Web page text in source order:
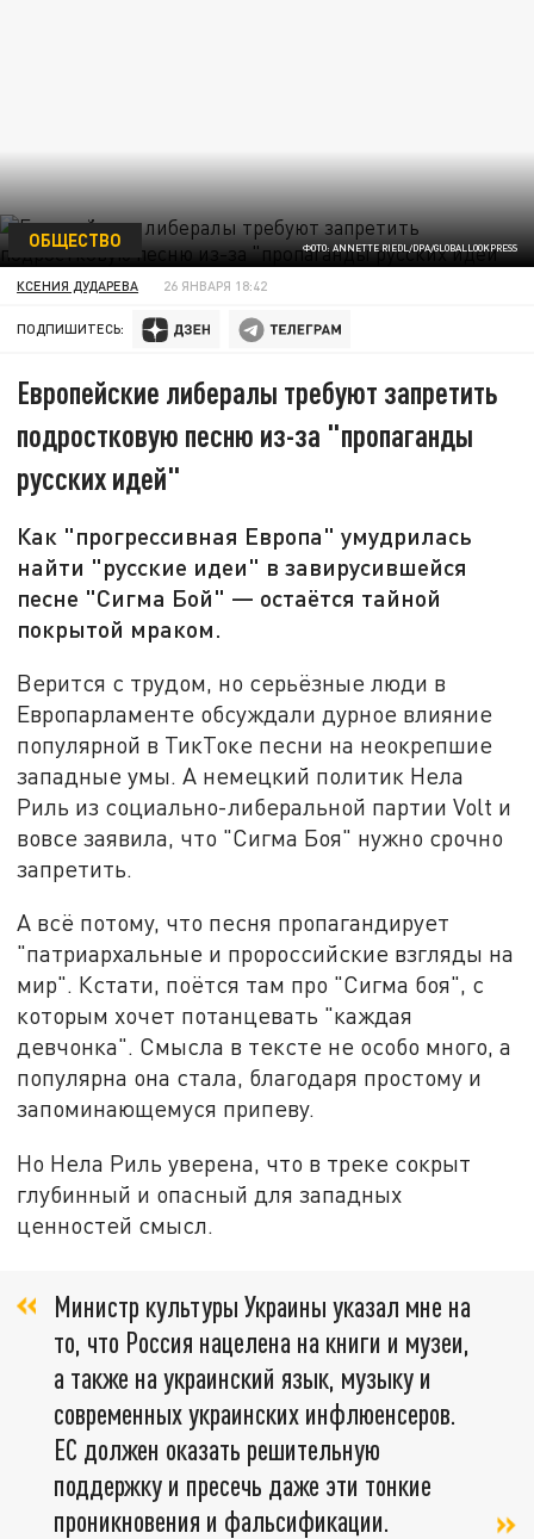
ФОТО: ANNETTE RIEDL/DPA/GLOBALLOOKPRESS
ОБЩЕСТВО
КСЕНИЯ ДУДАРЕВА 26 ЯНВАРЯ 18:42
ПОДПИШИТЕСЬ:
Европейские либералы требуют запретить
подростковую песню из-за "пропаганды
русских идей"
Как "прогрессивная Европа" умудрилась
найти "русские идеи" в завирусившейся
песне "Сигма Бой" — остаётся тайной
покрытой мраком.
Верится с трудом, но серьёзные люди в
Европарламенте обсуждали дурное влияние
популярной в ТикТоке песни на неокрепшие
западные умы. А немецкий политик Нела
Риль из социально-либеральной партии Volt и
вовсе заявила, что "Сигма Боя" нужно срочно
запретить.
А всё потому, что песня пропагандирует
"патриархальные и пророссийские взгляды на
мир". Кстати, поётся там про "Сигма боя", с
которым хочет потанцевать "каждая
девчонка". Смысла в тексте не особо много, а
популярна она стала, благодаря простому и
запоминающемуся припеву.
Но Нела Риль уверена, что в треке сокрыт
глубинный и опасный для западных
ценностей смысл.
Министр культуры Украины указал мне на
то, что Россия нацелена на книги и музеи,
а также на украинский язык, музыку и
современных украинских инфлюенсеров.
ЕС должен оказать решительную
поддержку и пресечь даже эти тонкие
проникновения и фальсификации.